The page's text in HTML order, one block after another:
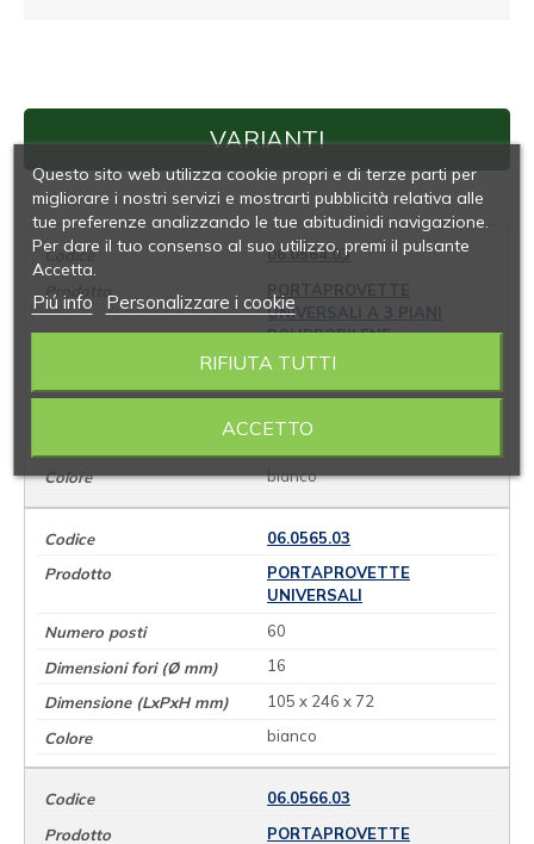
VARIANTI
06.0564.03
PORTAPROVETTE
UNIVERSALI A 3 PIANI
POLIPROPILENE
90
105 x 246 x 64
bianco
06.0565.03
PORTAPROVETTE
UNIVERSALI
60
16
105 x 246 x 72
bianco
06.0566.03
PORTAPROVETTE
Questo sito web utilizza cookie propri e di terze parti per
migliorare i nostri servizi e mostrarti pubblicità relativa alle
tue preferenze analizzando le tue abitudinidi navigazione.
Per dare il tuo consenso al suo utilizzo, premi il pulsante
Accetta.
Piú info Personalizzare i cookie
RIFIUTA TUTTI
ACCETTO